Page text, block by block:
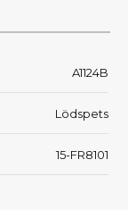
A1124B
Lödspets
15-FR8101